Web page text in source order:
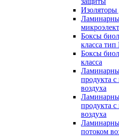
Изоляторы
Боксы
класса тип
Боксы
класса
продукта
воздуха
продукта
воздуха
потоком